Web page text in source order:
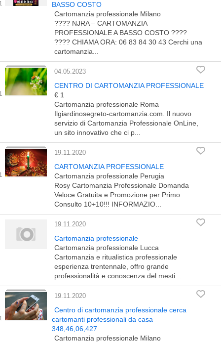
BASSO COSTO
Cartomanzia professionale Milano
???? NJRA – CARTOMANZIA
PROFESSIONALE A BASSO COSTO ????
???? CHIAMA ORA: 06 83 84 30 43 Cerchi una
cartomanzia...
04.05.2023
CENTRO DI CARTOMANZIA PROFESSIONALE
€ 1
Cartomanzia professionale Roma
Ilgiardinosegreto-cartomanzia.com. Il nuovo
servizio di Cartomanzia Professionale OnLine,
un sito innovativo che ci p...
19.11.2020
CARTOMANZIA PROFESSIONALE
Cartomanzia professionale Perugia
Rosy Cartomanzia Professionale Domanda
Veloce Gratuita e Promozione per Primo
Consulto 10+10!!! INFORMAZIO...
19.11.2020
Cartomanzia professionale
Cartomanzia professionale Lucca
Cartomanzia e ritualistica professionale
esperienza trentennale, offro grande
professionalità e conoscenza del mesti...
19.11.2020
Centro di cartomanzia professionale cerca
cartomanti professionali da casa
348,46,06,427
Cartomanzia professionale Milano